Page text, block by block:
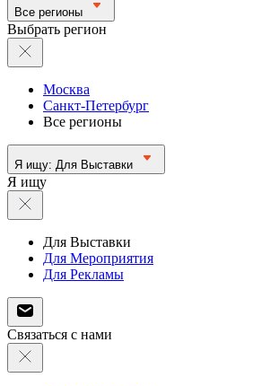
Все регионы
Выбрать регион
Москва
Санкт-Петербург
Все регионы
Я ищу: Для Выставки
Я ищу
Для Выставки
Для Мероприятия
Для Рекламы
Связаться с нами